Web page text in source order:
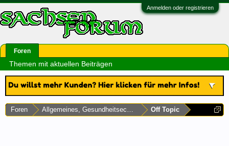
Anmelden oder registrieren
Foren Allgemeines, Gesundheitsecke & Umfragen
Off Topic
Foren
Themen mit aktuellen Beiträgen